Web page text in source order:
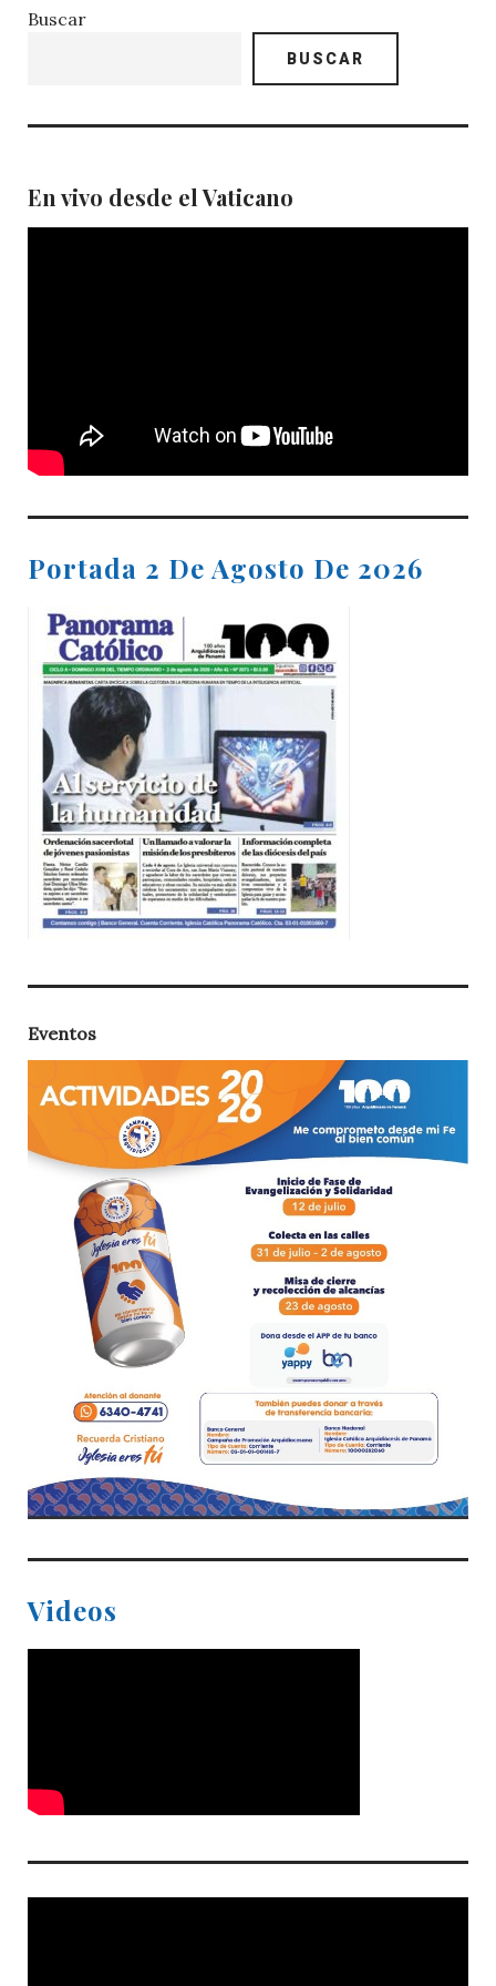
Buscar
BUSCAR
En vivo desde el Vaticano
Portada 2 De Agosto De 2026
Eventos
Videos